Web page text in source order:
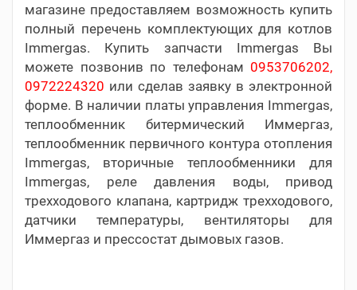
магазине предоставляем возможность купить
полный перечень комплектующих для котлов
Immergas. Купить запчасти Immergas Вы
можете позвонив по телефонам 0953706202,
0972224320 или сделав заявку в электронной
форме. В наличии платы управления Immergas,
теплообменник битермический Иммергаз,
теплообменник первичного контура отопления
Immergas, вторичные теплообменники для
Immergas, реле давления воды, привод
трехходового клапана, картридж трехходового,
датчики температуры, вентиляторы для
Иммергаз и прессостат дымовых газов.